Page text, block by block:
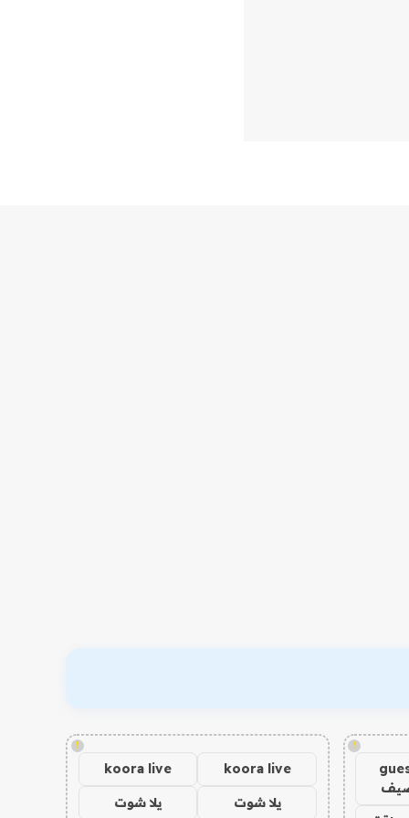
!
!
koora live
koora live
يلا شوت يلا شوت